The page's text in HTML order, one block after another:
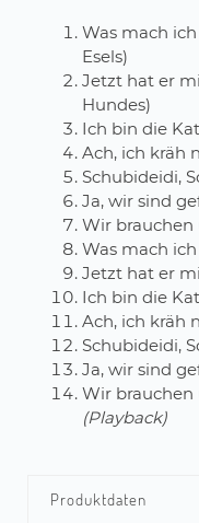
Was mach
Esels)
Jetzt hat er
Hundes)
Ich bin die
Ach, ich kräh
Schubideidi,
Ja, wir sind
Wir brauchen
Was mach
Jetzt hat er
Ich bin die
Ach, ich kräh
Schubideidi,
Ja, wir sind
Wir brauchen
(Playback)
Produktdaten